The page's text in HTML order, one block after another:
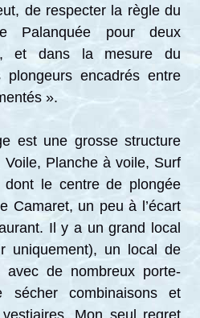
de respecter la règle du
Palanquée pour deux
et dans la mesure du
encadrés entre
».
est une grosse structure
Voile, Planche à voile, Surf
dont le centre de plongée
Camaret, un peu à l’écart
Il y a un grand local
uniquement), un local de
avec de nombreux porte-
sécher combinaisons et
Mon seul regret